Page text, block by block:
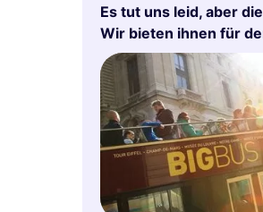
Es tut uns leid, aber
Wir bieten ihnen für